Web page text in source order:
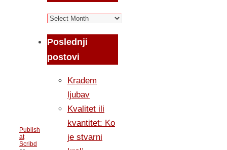
Publish
at
Scribd
Arhiva
Poslednji
postovi
Kradem
ljubav
Kvalitet ili
kvantitet: Ko
je stvarni